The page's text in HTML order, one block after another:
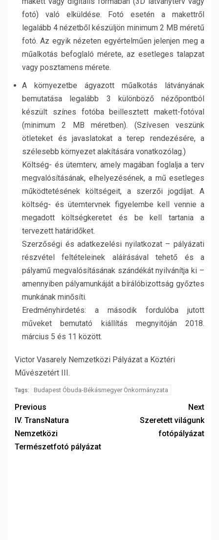
fotó) való elküldése. Fotó esetén a makettről
legalább 4 nézetből készüljön minimum 2 MB méretű
fotó. Az egyik nézeten egyértelműen jelenjen meg a
műalkotás befoglaló mérete, az esetleges talapzat
vagy posztamens mérete.
A környezetbe ágyazott műalkotás látványának
bemutatása legalább 3 különböző nézőpontból
készült színes fotóba beillesztett makett-fotóval
(minimum 2 MB méretben). (Szívesen veszünk
ötleteket és javaslatokat a terep rendezésére, a
szélesebb környezet alakítására vonatkozólag.)
Költség- és ütemterv, amely magában foglalja a terv
megvalósításának, elhelyezésének, a mű esetleges
működtetésének költségeit, a szerzői jogdíjat. A
költség- és ütemtervnek figyelembe kell vennie a
megadott költségkeretet és be kell tartania a
tervezett határidőket.
Szerzőségi és adatkezelési nyilatkozat – pályázati
részvétel feltételeinek aláírásával tehető és a
pályamű megvalósításának szándékát nyilvánítja ki –
amennyiben pályamunkáját a bírálóbizottság győztes
munkának minősíti.
Eredményhirdetés: a második fordulóba jutott
műveket bemutató kiállítás megnyitóján 2018.
március 5 és 11 között.
Victor Vasarely Nemzetközi Pályázat a Köztéri
Művészetért III.
Tags: Budapest Óbuda-Békásmegyer Önkormányzata
Previous
IV. TransNatura
Nemzetközi
Természetfotó pályázat
Next
Szeretett világunk
fotópályázat